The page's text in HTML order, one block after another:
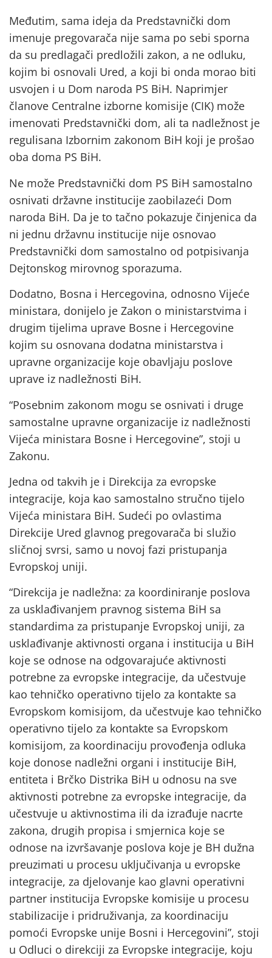
Međutim, sama ideja da Predstavnički dom
imenuje pregovarača nije sama po sebi sporna
da su predlagači predložili zakon, a ne odluku,
kojim bi osnovali Ured, a koji bi onda morao biti
usvojen i u Dom naroda PS BiH. Naprimjer
članove Centralne izborne komisije (CIK) može
imenovati Predstavnički dom, ali ta nadležnost je
regulisana Izbornim zakonom BiH koji je prošao
oba doma PS BiH.
Ne može Predstavnički dom PS BiH samostalno
osnivati državne institucije zaobilazeći Dom
naroda BiH. Da je to tačno pokazuje činjenica da
ni jednu državnu institucije nije osnovao
Predstavnički dom samostalno od potpisivanja
Dejtonskog mirovnog sporazuma.
Dodatno, Bosna i Hercegovina, odnosno Vijeće
ministara, donijelo je Zakon o ministarstvima i
drugim tijelima uprave Bosne i Hercegovine
kojim su osnovana dodatna ministarstva i
upravne organizacije koje obavljaju poslove
uprave iz nadležnosti BiH.
“Posebnim zakonom mogu se osnivati i druge
samostalne upravne organizacije iz nadležnosti
Vijeća ministara Bosne i Hercegovine”, stoji u
Zakonu.
Jedna od takvih je i Direkcija za evropske
integracije, koja kao samostalno stručno tijelo
Vijeća ministara BiH. Sudeći po ovlastima
Direkcije Ured glavnog pregovarača bi služio
sličnoj svrsi, samo u novoj fazi pristupanja
Evropskoj uniji.
“Direkcija je nadležna: za koordiniranje poslova
za usklađivanjem pravnog sistema BiH sa
standardima za pristupanje Evropskoj uniji, za
usklađivanje aktivnosti organa i institucija u BiH
koje se odnose na odgovarajuće aktivnosti
potrebne za evropske integracije, da učestvuje
kao tehničko operativno tijelo za kontakte sa
Evropskom komisijom, da učestvuje kao tehničko
operativno tijelo za kontakte sa Evropskom
komisijom, za koordinaciju provođenja odluka
koje donose nadležni organi i institucije BiH,
entiteta i Brčko Distrika BiH u odnosu na sve
aktivnosti potrebne za evropske integracije, da
učestvuje u aktivnostima ili da izrađuje nacrte
zakona, drugih propisa i smjernica koje se
odnose na izvršavanje poslova koje je BH dužna
preuzimati u procesu uključivanja u evropske
integracije, za djelovanje kao glavni operativni
partner institucija Evropske komisije u procesu
stabilizacije i pridruživanja, za koordinaciju
pomoći Evropske unije Bosni i Hercegovini”, stoji
u Odluci o direkciji za Evropske integracije, koju